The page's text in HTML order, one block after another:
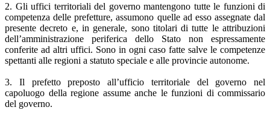
2. Gli uffici territoriali del governo mantengono tutte le funzioni di
competenza delle prefetture, assumono quelle ad esso assegnate dal
presente decreto e, in generale, sono titolari di tutte le attribuzioni
dell’amministrazione periferica dello Stato non espressamente
conferite ad altri uffici. Sono in ogni caso fatte salve le competenze
spettanti alle regioni a statuto speciale e alle provincie autonome.
3. Il prefetto preposto all’ufficio territoriale del governo nel
capoluogo della regione assume anche le funzioni di commissario
del governo.